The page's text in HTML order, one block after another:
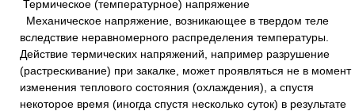
Термическое (температурное) напряжение
Механическое напряжение, возникающее в твердом теле
вследствие неравномерного распределения температуры.
Действие термических напряжений, например разрушение
(растрескивание) при закалке, может проявляться не в момент
изменения теплового состояния (охлаждения), а спустя
некоторое время (иногда спустя несколько суток) в результате